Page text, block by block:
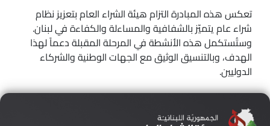
تعكس هذه المبادرة التزام هيئة الشراء العام بتعزيز نظام
شراء عام يتميّز بالشفافية والمساءلة والكفاءة في لبنان.
وستُستكمل هذه الأنشطة في المرحلة المقبلة دعماً لهذا
الهدف، وبالتنسيق الوثيق مع الجهات الوطنية والشركاء
الدوليين.